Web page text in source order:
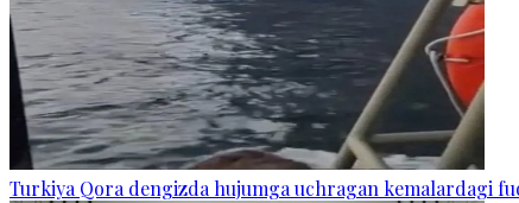
Turkiya Qora dengizda hujumga uchragan kemalardagi